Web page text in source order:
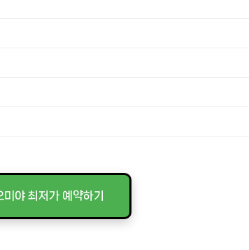
야 최저가 예약하기